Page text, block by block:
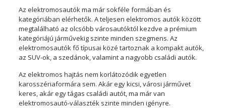
Az elektromosautók ma már sokféle formában és
kategóriában elérhetők. A teljesen elektromos autók között
megtalálható az olcsóbb városautóktól kezdve a prémium
kategóriájú járművekig szinte minden szegmens. Az
elektromosautók fő típusai közé tartoznak a kompakt autók,
az SUV-ok, a szedánok, valamint a nagyobb családi autók.
Az elektromos hajtás nem korlátozódik egyetlen
karosszériaformára sem. Akár egy kicsi, városi járművet
keres, akár egy tágas családi autót, ma már van
elektromosautó-választék szinte minden igényre.